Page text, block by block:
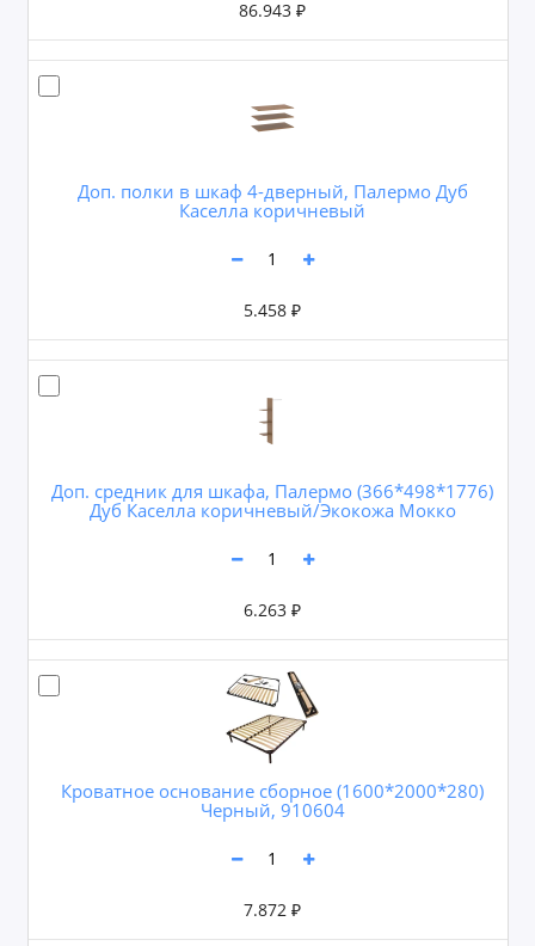
86.943 ₽
Доп. полки в шкаф 4-дверный, Палермо Дуб
Каселла коричневый
5.458 ₽
Доп. средник для шкафа, Палермо (366*498*1776)
Дуб Каселла коричневый/Экокожа Мокко
6.263 ₽
Кроватное основание сборное (1600*2000*280)
Черный, 910604
7.872 ₽